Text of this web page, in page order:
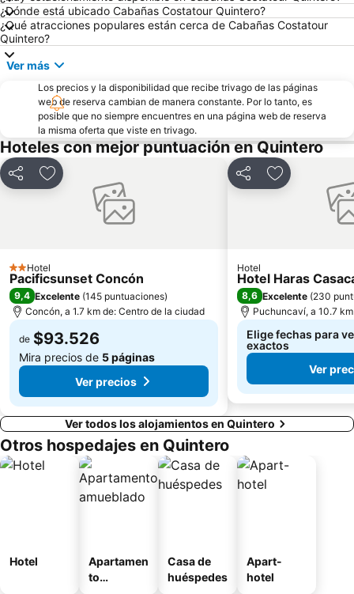
Miramar
Plaza José Francisco Vergara
Playa el Sol
Puerto de Valparaiso
Club Viña del Mar
Aeropuerto Viña del Mar
Laguna Sausalito
Las Salinas
Plaza Libertador Bernardo OHiggins
Arco Británico
Castillo Wulff
Parque Italia
Palacio Rioja
Parque Costero
Museo de Arqueologia e Historia Francisco Fonck
¿Dónde está ubicado Cabañas Costatour Quintero?
¿Qué atracciones populares están cerca de Cabañas Costatour
Quintero?
Ver más
Los precios y la disponibilidad que recibe trivago de las páginas
web de reserva cambian de manera constante. Por lo tanto, es
posible que no siempre encuentres en una página web de reserva
la misma oferta que viste en trivago.
Hoteles con mejor puntuación en Quintero
CompartirAgregar a favoritos
2 Estrellas
Hotel
Pacificsunset Concón
9,4 Excelente (145 puntuaciones)
Concón, a 1.7 km de: Centro de la ciudad
de $93.526
Mira precios de 5 páginas
Ver precios
CompartirAgregar a
Hotel
Hotel Haras
8,6 Excelente (230
Puchuncaví, a 10.7
Elige fechas para
exactos
Ver
Ver todos los alojamientos en Quintero
Otros hospedajes en Quintero
Hotel
Apartamen
to
Casa de
huéspedes
Apart-
hotel